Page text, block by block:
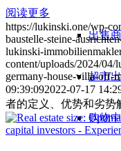
出售
超市
购物
阅读更多
https://lukinski.one/wp-
baustelle-steine-
lukinski-
content/uploads/2024/04/
germany-house-villa-off-
09:39:092022-07-17
者的定义、优势和劣势